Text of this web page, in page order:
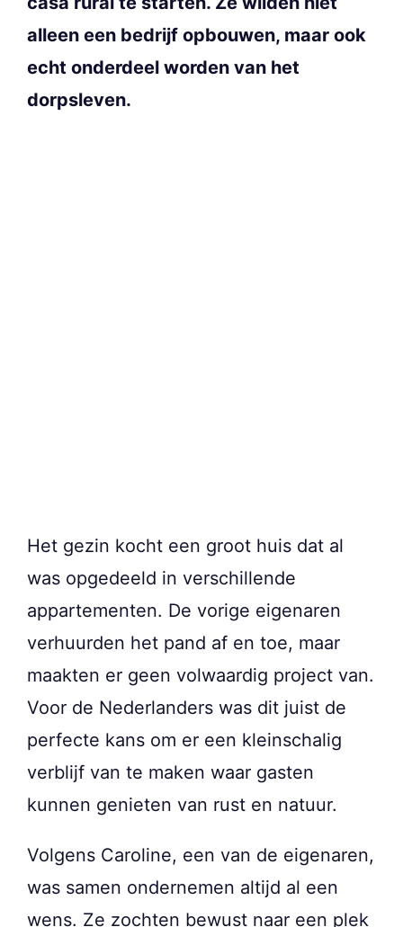
alleen een bedrijf opbouwen, maar ook
echt onderdeel worden van het
dorpsleven.
Het gezin kocht een groot huis dat al
was opgedeeld in verschillende
appartementen. De vorige eigenaren
verhuurden het pand af en toe, maar
maakten er geen volwaardig project van.
Voor de Nederlanders was dit juist de
perfecte kans om er een kleinschalig
verblijf van te maken waar gasten
kunnen genieten van rust en natuur.
Volgens Caroline, een van de eigenaren,
was samen ondernemen altijd al een
wens. Ze zochten bewust naar een plek